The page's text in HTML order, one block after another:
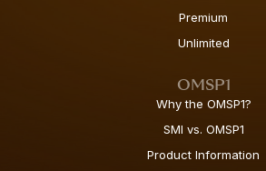
Premium
Unlimited
OMSP1
Why the OMSP1?
SMI vs. OMSP1
Product Information